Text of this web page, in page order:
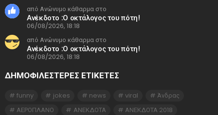
από Ανώνυμο κάθαρμα στο
Ανέκδοτο :Ο οκτάλογος του πότη!
06/08/2026, 18:18
από Ανώνυμο κάθαρμα στο
Ανέκδοτο :Ο οκτάλογος του πότη!
06/08/2026, 18:18
ΔΗΜΟΦΙΛΕΣΤΕΡΕΣ ΕΤΙΚΈΤΕΣ
funny jokes news viral
Άνδρας
ΑΕΡΟΠΛΑΝΟ
ΑΝΕΚΔΟΤΑ
ΑΝΕΚΔΟΤΑ 2018